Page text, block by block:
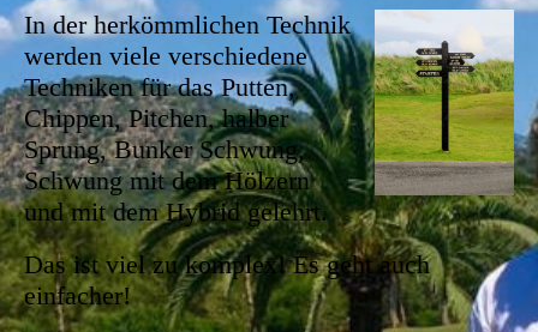
In der herkömmlichen Technik
werden viele verschiedene
Techniken für das Putten,
Chippen, Pitchen, halber
Sprung, Bunker Schwung,
Schwung mit dem Hölzern
und mit dem Hybrid gelehrt.
Das ist viel zu komplex! Es geht auch
einfacher!